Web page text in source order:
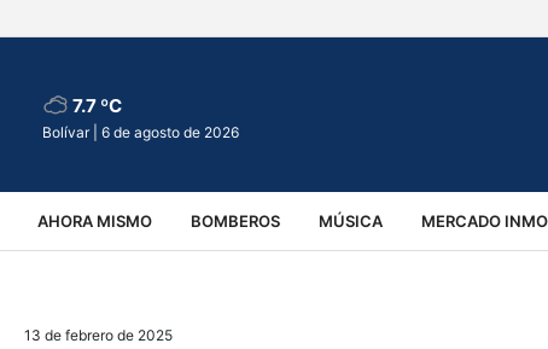
7.7 ºC
Bolívar | 6 de agosto de 2026
AHORA MISMO BOMBEROS MÚSICA MERCADO
VIRALES ACCIDENTES
13 de febrero de 2025